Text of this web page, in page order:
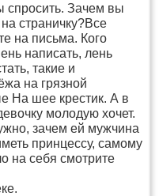
спросить. Зачем вы
страничку?Все
на письма. Кого
написать, лень
такие и
на грязной
На шее крестик. А в
молодую хочет.
зачем ей мужчина
принцессу, самому
на себя смотрите